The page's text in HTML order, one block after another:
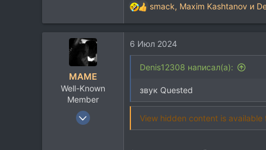
Москва
Р
е
к
ц
smack, Maxim Kashtanov и
MAME
Well-Known
Member
5 Ноя 2018
6 Июл 2024
Denis12308 написал(а):
звук Quested
View hidden content is available